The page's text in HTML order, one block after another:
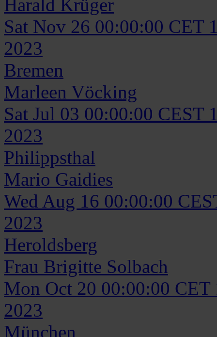
Harald Krüger
Sat Nov 26 00:00:00 CET
2023
Bremen
Marleen Vöcking
Sat Jul 03 00:00:00 CEST
2023
Philippsthal
Mario Gaidies
Wed Aug 16 00:00:00
2023
Heroldsberg
Frau Brigitte Solbach
Mon Oct 20 00:00:00 CET
2023
München